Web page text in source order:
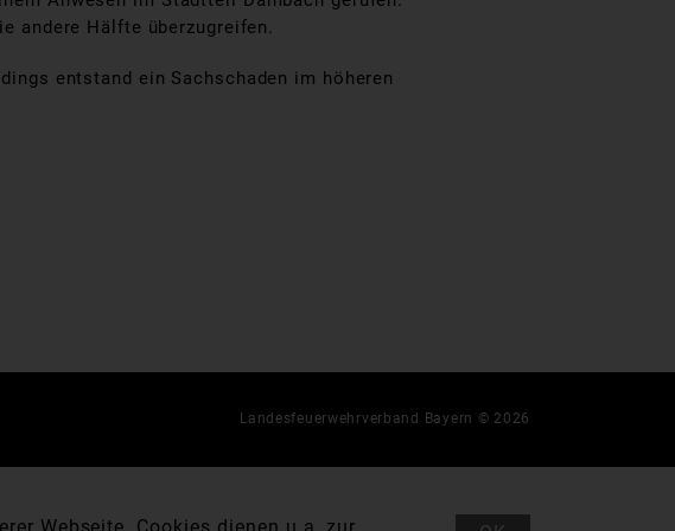
andere Hälfte überzugreifen.
entstand ein Sachschaden im höheren
Landesfeuerwehrverband Bayern © 2026